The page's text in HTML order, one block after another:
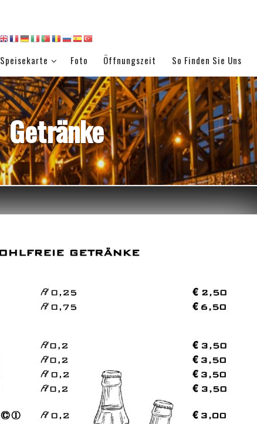
Speisekarte Foto Öffnungszeit So Finden Sie Uns
Getränke